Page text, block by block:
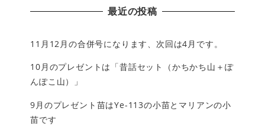
最近の投稿
11月12月の合併号になります、次回は4月です。
10月のプレゼントは「昔話セット（かちかち山＋ぽ
んぽこ山）」
9月のプレゼント苗はYe-113の小苗とマリアンの小
苗です